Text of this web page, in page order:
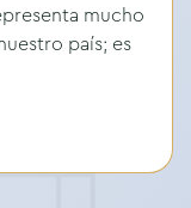
mucho
país; es